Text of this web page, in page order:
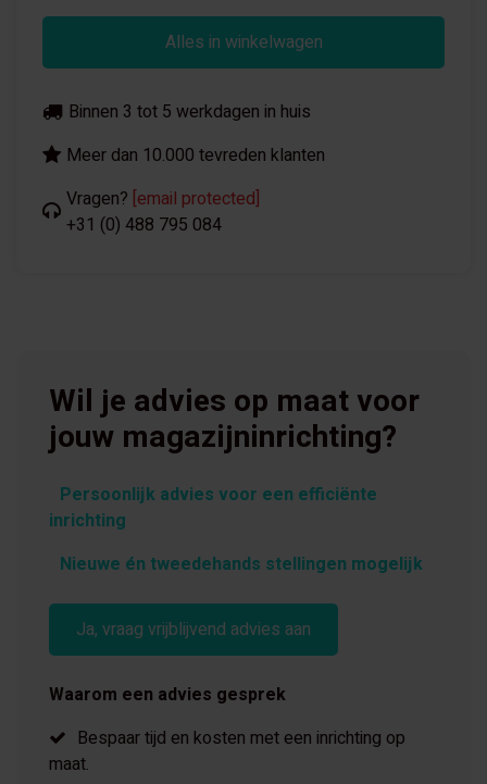
Alles in winkelwagen
Binnen 3 tot 5 werkdagen in huis
Meer dan 10.000 tevreden klanten
Vragen? [email protected]
+31 (0) 488 795 084
Wil je advies op maat voor
jouw magazijninrichting?
Persoonlijk advies voor een efficiënte
inrichting
Nieuwe én tweedehands stellingen mogelijk
Ja, vraag vrijblijvend advies aan
Waarom een advies gesprek
Bespaar tijd en kosten met een inrichting op
maat.